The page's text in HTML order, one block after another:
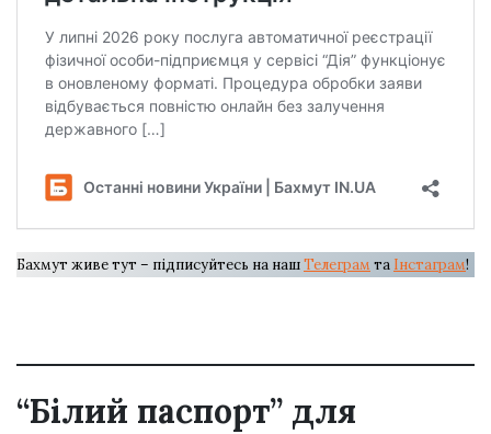
Бахмут живе тут – підписуйтесь на нашТелеграм та Інстаграм!
“Білий паспорт” для